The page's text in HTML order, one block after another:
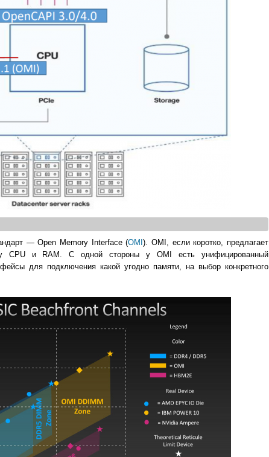
— Open Memory Interface (OMI). OMI, если коротко, предлагает
CPU и RAM. С одной стороны у OMI есть унифицированный
для подключения какой угодно памяти, на выбор конкретного